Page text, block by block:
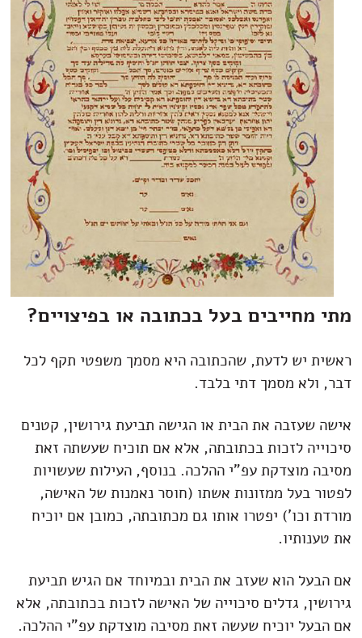
מתי מחייבים בעל בכתובה או בפיצויים?
ראשית יש לדעת, שהכתובה היא מסמך משפטי תקף לכל
דבר, ולא מסמך דתי בלבד.
אישה שעזבה את הבית או הגישה תביעת גירושין, קטנים
סיכוייה לזכות בכתובתה, אלא אם תוכיח שעשתה זאת
מסיבה מוצדקת עפ"י ההלכה. בנוסף, העילות שעשויות
לפטור בעל ממזונות אשתו (חוסר נאמנות של האישה,
מורדת וכו') יפטרו אותו גם מכתובתה, כמובן אם יוכיח
את טענותיו.
אם הבעל הוא שעזב את הבית ובמיוחד אם הגיש תביעת
גירושין, גדלים סיכוייה של האישה לזכות בכתובתה, אלא
אם הבעל יוכיח שעשה זאת מסיבה מוצדקת עפ"י ההלכה.